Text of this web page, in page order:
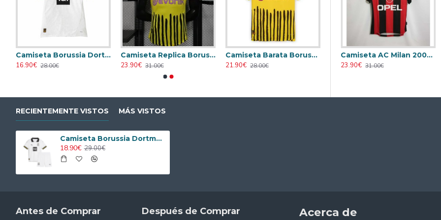
Camiseta Borussia Dortmund 2024/2025 Local
16.90€ 28.00€
Camiseta Borussia Dortmund 2024/2025 Local Niño Kit
18.90€ 29.00€
Camiseta Borussia Dortmund 2024/2025 Visitante
16.90€ 28.00€
Camiseta Borussia Dortmund 2024/2025 Alternativo
16.90€ 28.00€
Camiseta AC Milan 1995/1996 Local Retro
23.90€ 31.00€
RECIENTEMENTE VISTOS MÁS VISTOS
Camiseta Borussia Dortmund 2024/2025 Alternativo Niño Kit
18.90€ 29.00€
Antes de Comprar Después de Comprar Acerca de